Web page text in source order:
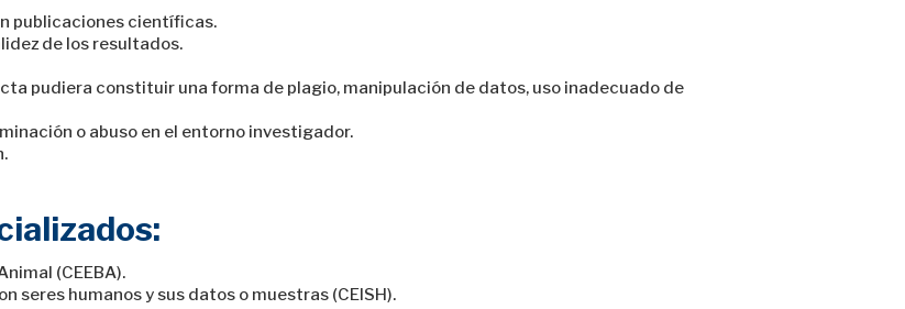
publicaciones científicas.
de los resultados.
pudiera constituir una forma de plagio, manipulación de datos, uso inadecuado de
o abuso en el entorno investigador.
(CEEBA).
seres humanos y sus datos o muestras (CEISH).